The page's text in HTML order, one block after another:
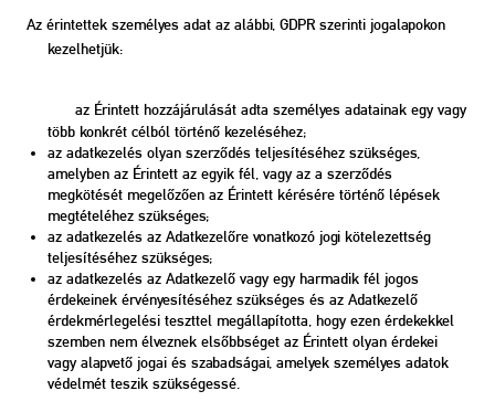
Az érintettek személyes adat az alábbi, GDPR szerinti jogalapokon
kezelhetjük:
az Érintett hozzájárulását adta személyes adatainak egy vagy
több konkrét célból történő kezeléséhez;
az adatkezelés olyan szerződés teljesítéséhez szükséges,
amelyben az Érintett az egyik fél, vagy az a szerződés
megkötését megelőzően az Érintett kérésére történő lépések
megtételéhez szükséges;
az adatkezelés az Adatkezelőre vonatkozó jogi kötelezettség
teljesítéséhez szükséges;
az adatkezelés az Adatkezelő vagy egy harmadik fél jogos
érdekeinek érvényesítéséhez szükséges és az Adatkezelő
érdekmérlegelési teszttel megállapította, hogy ezen érdekekkel
szemben nem élveznek elsőbbséget az Érintett olyan érdekei
vagy alapvető jogai és szabadságai, amelyek személyes adatok
védelmét teszik szükségessé.